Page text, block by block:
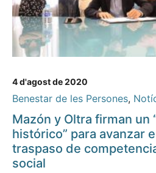
4 d'agost de 2020
Benestar de les Persones,
Mazón y Oltra firman un
histórico” para avanzar
traspaso de
social